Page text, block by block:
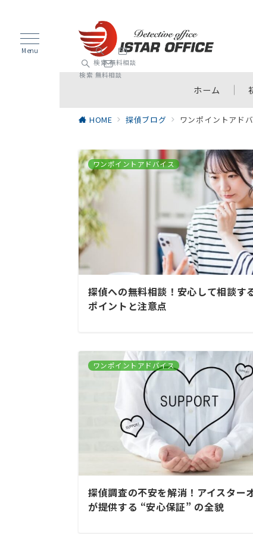
検索 無料相談
ホーム
検索 無料相談
HOME 探偵ブログ ワンポイントアド
ワンポイントアドバイス
探偵への無料相談！安心して相談す
ポイントと注意点
ワンポイントアドバイス
探偵調査の不安を解消！アイスター
が提供する “安心保証” の全貌
Menu